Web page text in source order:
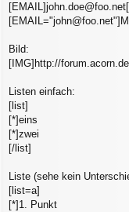
Bild:
[IMG]http://
Listen einfach:
[list]
[*]eins
[*]zwei
[/list]
Liste (sehe kein
[list=a]
[*]1. Punkt